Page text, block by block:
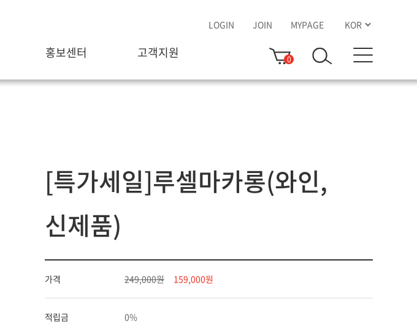
LOGIN JOIN MYPAGE
0
홍보센터 고객지원
[특가세일]루셀마카롱(와인,
신제품)
가격 249,000원 159,000원
적립금 0%